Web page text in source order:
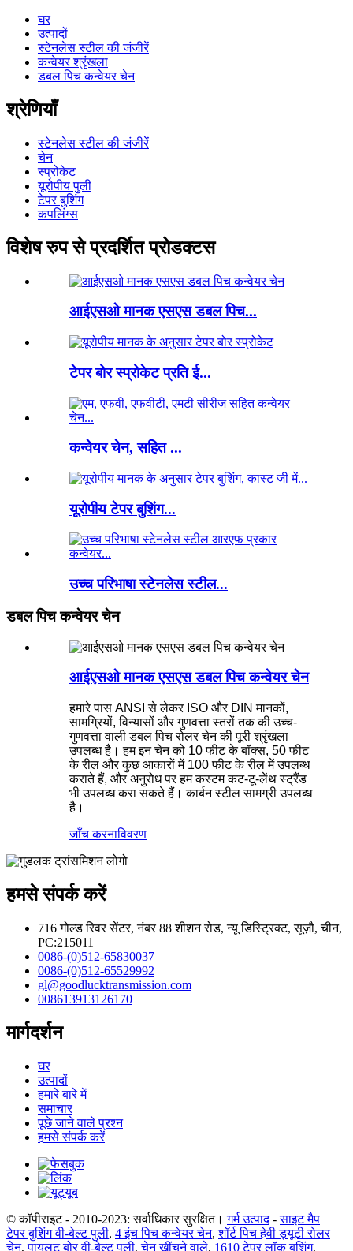
घर
उत्पादों
स्टेनलेस स्टील की जंजीरें
कन्वेयर श्रृंखला
डबल पिच कन्वेयर चेन
श्रेणियाँ
स्टेनलेस स्टील की जंजीरें
चेन
स्प्रोकेट
यूरोपीय पुली
टेपर बुशिंग
कपलिंग्स
विशेष रुप से प्रदर्शित प्रोडक्टस
आईएसओ मानक एसएस डबल पिच...
टेपर बोर स्प्रोकेट प्रति ई...
कन्वेयर चेन, सहित ...
यूरोपीय टेपर बुशिंग...
उच्च परिभाषा स्टेनलेस स्टील...
डबल पिच कन्वेयर चेन
आईएसओ मानक एसएस डबल पिच कन्वेयर चेन
हमारे पास ANSI से लेकर ISO और DIN मानकों,
सामग्रियों, विन्यासों और गुणवत्ता स्तरों तक की उच्च-
गुणवत्ता वाली डबल पिच रोलर चेन की पूरी श्रृंखला
उपलब्ध है। हम इन चेन को 10 फीट के बॉक्स, 50 फीट
के रील और कुछ आकारों में 100 फीट के रील में उपलब्ध
कराते हैं, और अनुरोध पर हम कस्टम कट-टू-लेंथ स्ट्रैंड
भी उपलब्ध करा सकते हैं। कार्बन स्टील सामग्री उपलब्ध
है।
जाँच करनाविवरण
हमसे संपर्क करें
716 गोल्ड रिवर सेंटर, नंबर 88 शीशन रोड, न्यू डिस्ट्रिक्ट, सूज़ौ, चीन,
PC:215011
0086-(0)512-65830037
0086-(0)512-65529992
gl@goodlucktransmission.com
008613913126170
मार्गदर्शन
घर
उत्पादों
हमारे बारे में
समाचार
पूछे जाने वाले प्रश्न
हमसे संपर्क करें
© कॉपीराइट - 2010-2023: सर्वाधिकार सुरक्षित। गर्म उत्पाद-साइट मैप
टेपर बुशिंग वी-बेल्ट पुली, 4 इंच पिच कन्वेयर चेन,शॉर्ट पिच हेवी ड्यूटी रोलर
चेन,पायलट बोर वी-बेल्ट पुली,चेन खींचने वाले, 1610 टेपर लॉक बुशिंग,